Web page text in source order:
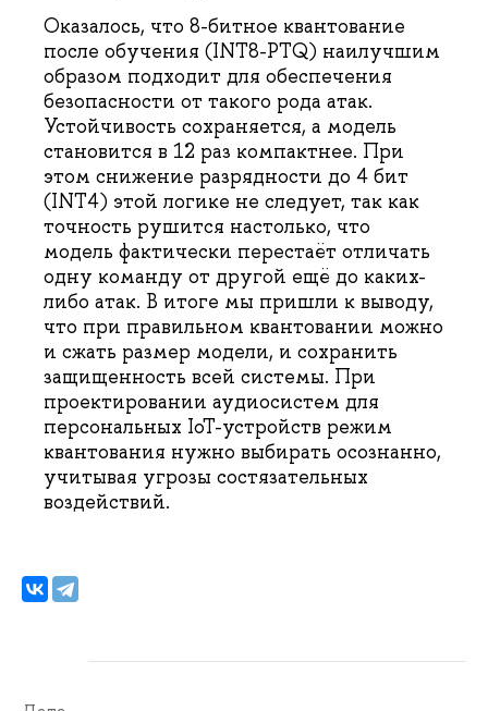
Оказалось, что 8-битное квантование
после обучения (INT8-PTQ) наилучшим
образом подходит для обеспечения
безопасности от такого рода атак.
Устойчивость сохраняется, а модель
становится в 12 раз компактнее. При
этом снижение разрядности до 4 бит
(INT4) этой логике не следует, так как
точность рушится настолько, что
модель фактически перестаёт отличать
одну команду от другой ещё до каких-
либо атак. В итоге мы пришли к выводу,
что при правильном квантовании можно
и сжать размер модели, и сохранить
защищенность всей системы. При
проектировании аудиосистем для
персональных IoT-устройств режим
квантования нужно выбирать осознанно,
учитывая угрозы состязательных
воздействий.